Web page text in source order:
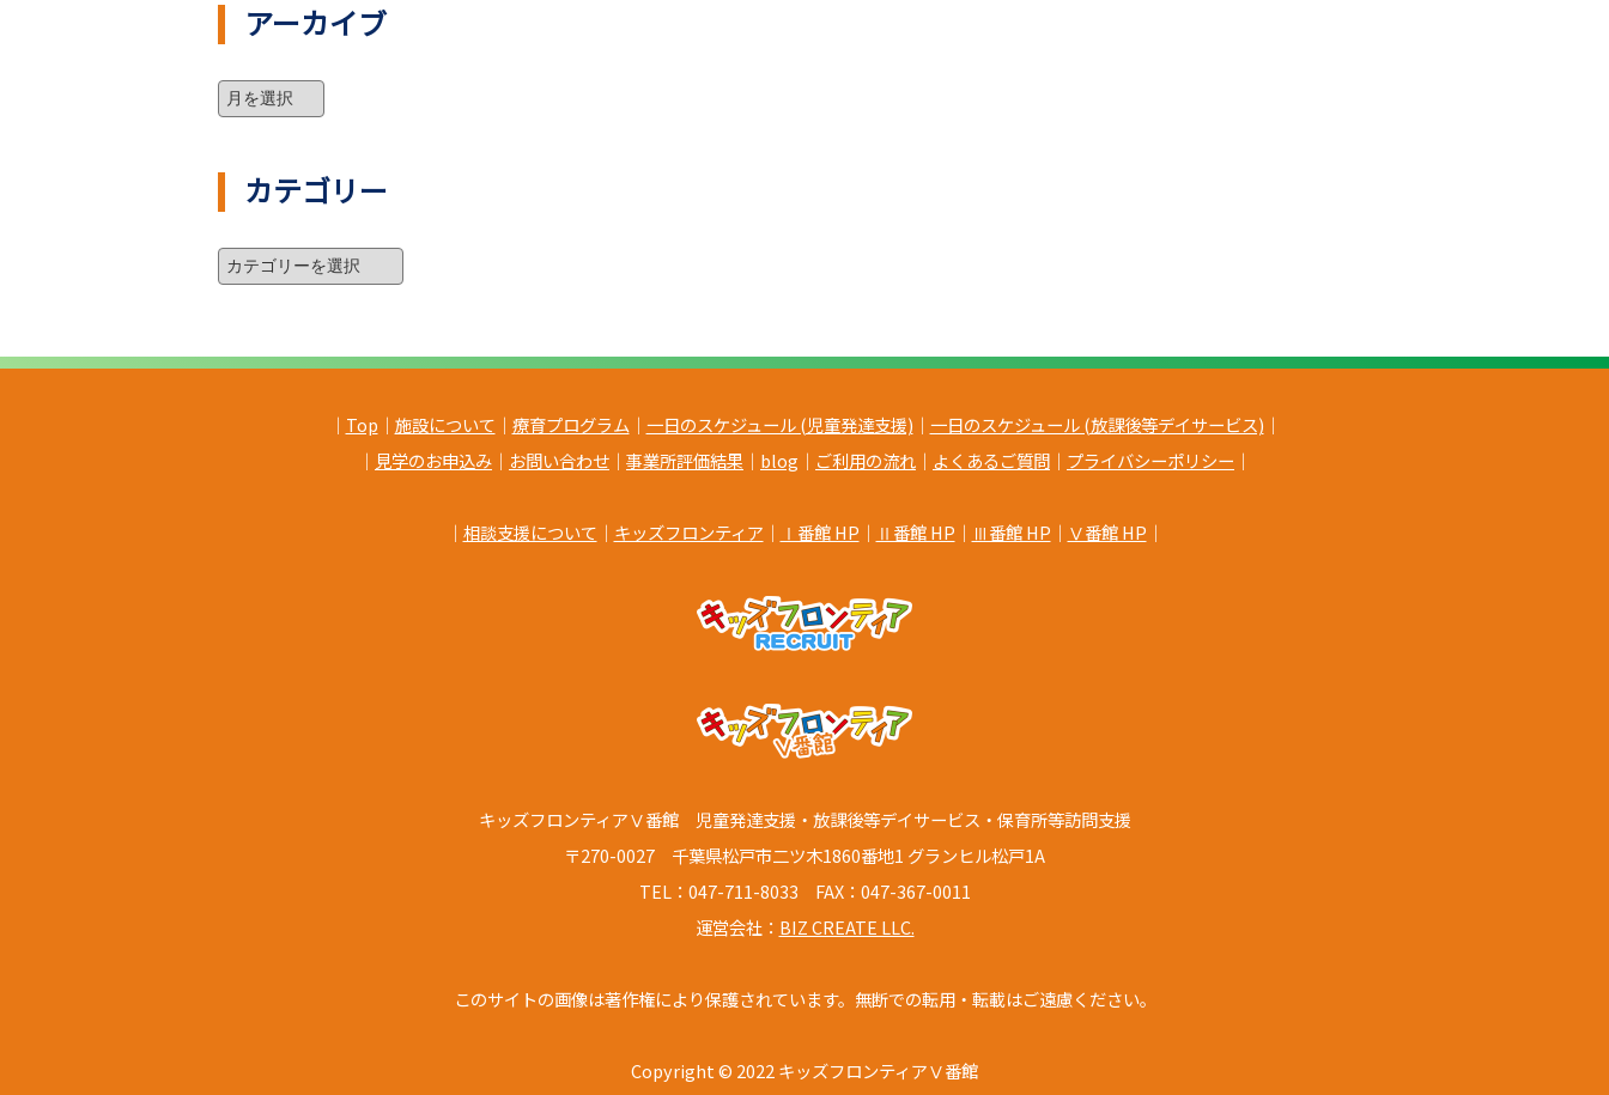
アーカイブ
カテゴリー
｜ Top ｜ 施設について ｜ 療育プログラム ｜ 一日のスケジュール (児童発達支援) ｜ 一日のスケジュール (放課後等デイサービス) ｜
｜ 見学のお申込み ｜ お問い合わせ ｜ 事業所評価結果 ｜ blog ｜ ご利用の流れ ｜ よくあるご質問 ｜ プライバシーポリシー ｜
｜ 相談支援について ｜ キッズフロンティア ｜ Ⅰ番館 HP ｜ Ⅱ番館 HP ｜ Ⅲ番館 HP ｜ Ⅴ番館 HP ｜
キッズフロンティアⅤ番館 児童発達支援・放課後等デイサービス ・保育所等訪問支援
〒270-0027 千葉県松戸市二ツ木1860番地1 グランヒル松戸1A
TEL：047-711-8033 FAX：047-367-0011
運営会社： BIZ CREATE LLC.
このサイトの画像は著作権により保護されています。 無断での転用・転載はご遠慮ください。
Copyright © 2022 キッズフロンティアⅤ番館